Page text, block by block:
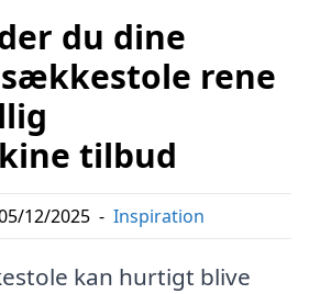
du dine
rene
tilbud
12/2025 - Inspiration
kan hurtigt blive